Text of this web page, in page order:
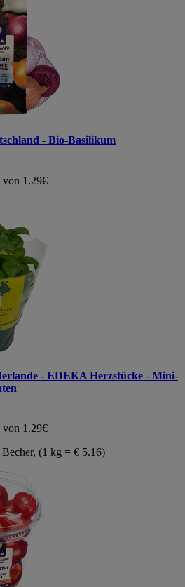
- Bio-Basilikum
von 1.29€
- EDEKA Herzstücke - Mini-
von 1.29€
(1 kg = € 5.16)